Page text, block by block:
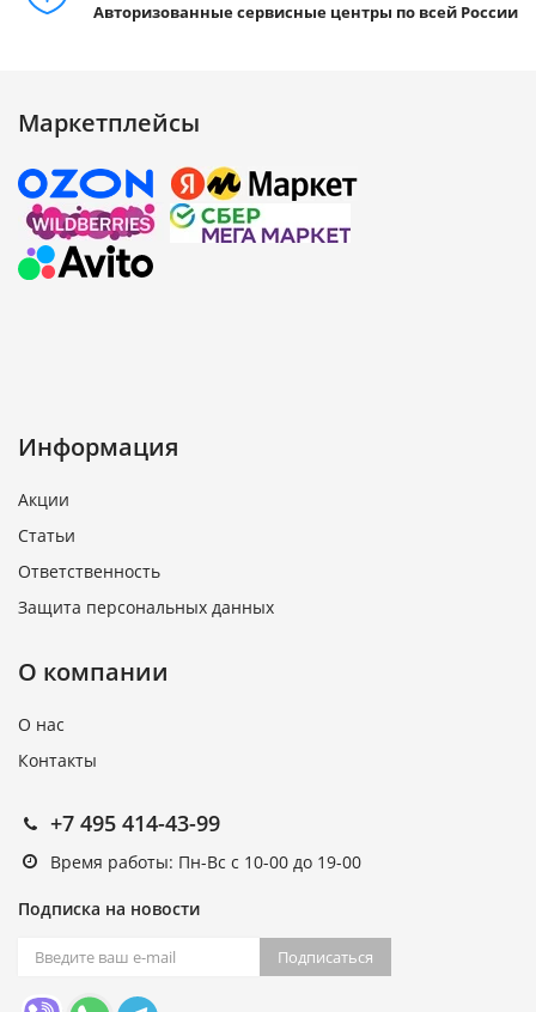
Авторизованные сервисные центры по всей России
Маркетплейсы
Информация
Акции
Статьи
Ответственность
Защита персональных данных
О компании
О нас
Контакты
+7 495 414-43-99
Время работы: Пн-Вс с 10-00 до 19-00
Подписка на новости
Подписаться